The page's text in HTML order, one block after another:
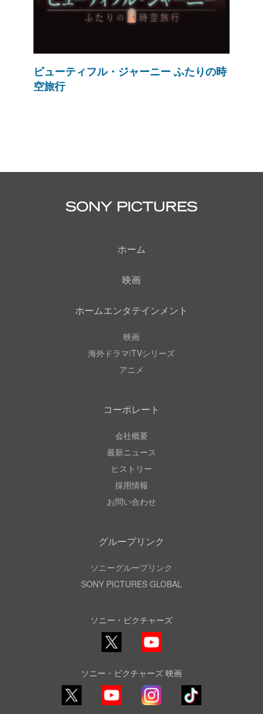
ビューティフル・ジャーニー ふたりの時
空旅行
ホーム
映画
ホームエンタテインメント
映画
海外ドラマ/TVシリーズ
アニメ
コーポレート
会社概要
最新ニュース
ヒストリー
採用情報
お問い合わせ
グループリンク
ソニーグループリンク
SONY PICTURES GLOBAL
ソニー・ピクチャーズ
ソニー・ピクチャーズ 映画